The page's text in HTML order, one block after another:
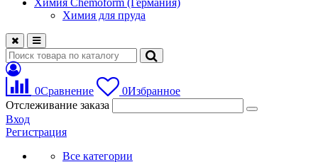
Химия Chemoform (Германия)
Химия для пруда
0Сравнение 0Избранное
Отслеживание заказа
Вход
Регистрация
Все категории